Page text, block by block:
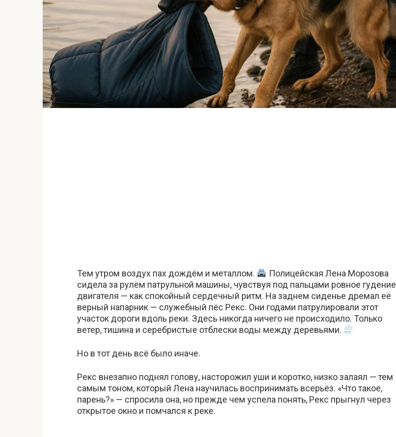
Тем утром воздух пах дождём и металлом.
Полицейская Лена Морозова
сидела за рулём патрульной машины, чувствуя под пальцами ровное гудение
двигателя — как спокойный сердечный ритм. На заднем сиденье дремал её
верный напарник — служебный пёс Рекс. Они годами патрулировали этот
участок дороги вдоль реки. Здесь никогда ничего не происходило. Только
ветер, тишина и серебристые отблески воды между деревьями.
Но в тот день всё было иначе.
Рекс внезапно поднял голову, насторожил уши и коротко, низко залаял — тем
самым тоном, который Лена научилась воспринимать всерьёз. «Что такое,
парень?» — спросила она, но прежде чем успела понять, Рекс прыгнул через
открытое окно и помчался к реке.